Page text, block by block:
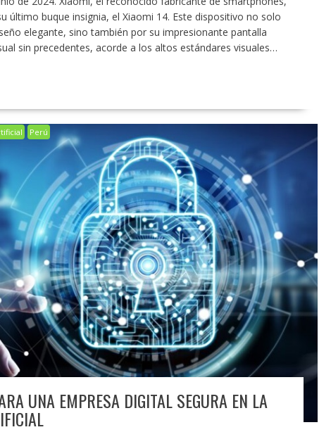
último buque insignia, el Xiaomi 14. Este dispositivo no solo
elegante, sino también por su impresionante pantalla
sin precedentes, acorde a los altos estándares visuales…
Perú
UNA EMPRESA DIGITAL SEGURA EN LA